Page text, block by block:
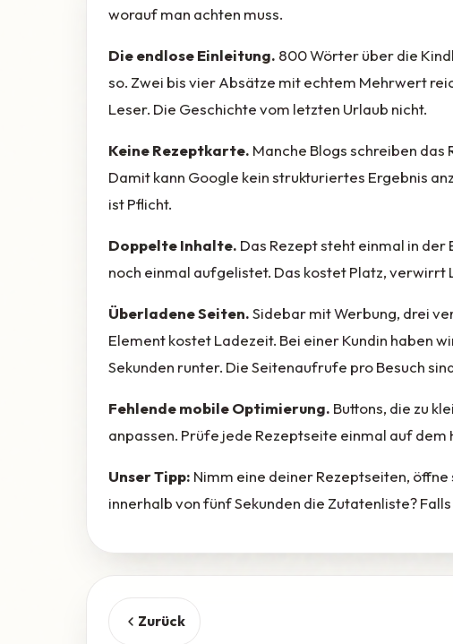
worauf man achten muss.
Die endlose Einleitung. 800 Wörter über die
so. Zwei bis vier Absätze mit echtem Mehrwert
Leser. Die Geschichte vom letzten Urlaub nicht.
Keine Rezeptkarte. Manche Blogs schreiben
Damit kann Google kein strukturiertes Ergebnis
ist Pflicht.
Doppelte Inhalte. Das Rezept steht einmal in
noch einmal aufgelistet. Das kostet Platz, verwirrt
Überladene Seiten.Sidebar mit Werbung, drei
Element kostet Ladezeit. Bei einer Kundin haben
Sekunden runter. Die Seitenaufrufe pro Besuch
Fehlende mobile Optimierung. Buttons, die zu
anpassen. Prüfe jede Rezeptseite einmal auf
Unser Tipp: Nimm eine deiner Rezeptseiten,
innerhalb von fünf Sekunden die Zutatenliste?
Zurück